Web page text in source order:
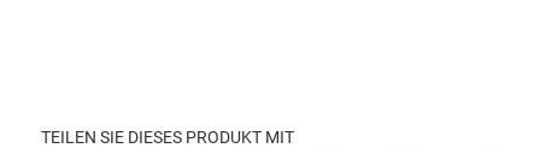
TEILEN SIE DIESES PRODUKT MIT